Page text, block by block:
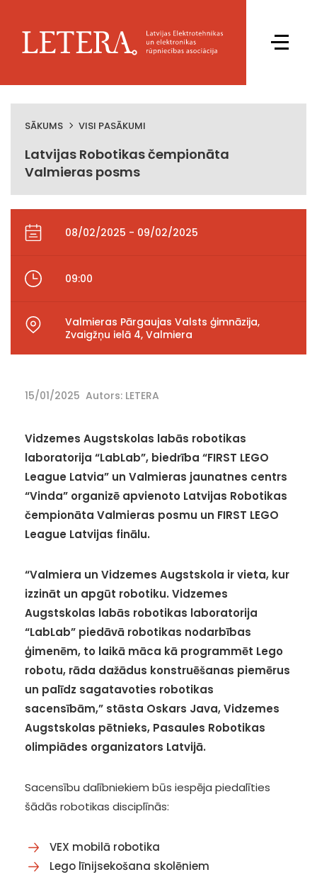
SĀKUMS VISI PASĀKUMI
Latvijas Robotikas čempionāta
Valmieras posms
08/02/2025 - 09/02/2025
09:00
Valmieras Pārgaujas Valsts ģimnāzija,
Zvaigžņu ielā 4, Valmiera
15/01/2025 Autors: LETERA
Vidzemes Augstskolas labās robotikas
laboratorija “LabLab”, biedrība “FIRST LEGO
League Latvia” un Valmieras jaunatnes centrs
“Vinda” organizē apvienoto Latvijas Robotikas
čempionāta Valmieras posmu un FIRST LEGO
League Latvijas finālu.
“Valmiera un Vidzemes Augstskola ir vieta, kur
izzināt un apgūt robotiku. Vidzemes
Augstskolas labās robotikas laboratorija
“LabLab” piedāvā robotikas nodarbības
ģimenēm, to laikā māca kā programmēt Lego
robotu, rāda dažādus konstruēšanas piemērus
un palīdz sagatavoties robotikas
sacensībām,” stāsta Oskars Java, Vidzemes
Augstskolas pētnieks, Pasaules Robotikas
olimpiādes organizators Latvijā.
Sacensību dalībniekiem būs iespēja piedalīties
šādās robotikas disciplīnās:
VEX mobilā robotika
Lego līnijsekošana skolēniem